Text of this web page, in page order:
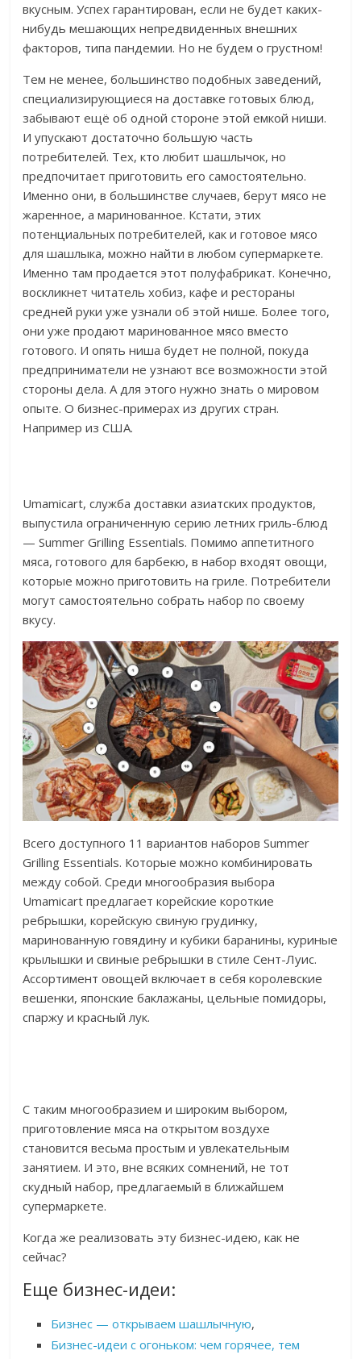
вкусным. Успех гарантирован, если не будет каких-
нибудь мешающих непредвиденных внешних
факторов, типа пандемии. Но не будем о грустном!
Тем не менее, большинство подобных заведений,
специализирующиеся на доставке готовых блюд,
забывают ещё об одной стороне этой емкой ниши.
И упускают достаточно большую часть
потребителей. Тех, кто любит шашлычок, но
предпочитает приготовить его самостоятельно.
Именно они, в большинстве случаев, берут мясо не
жаренное, а маринованное. Кстати, этих
потенциальных потребителей, как и готовое мясо
для шашлыка, можно найти в любом супермаркете.
Именно там продается этот полуфабрикат. Конечно,
воскликнет читатель хобиз, кафе и рестораны
средней руки уже узнали об этой нише. Более того,
они уже продают маринованное мясо вместо
готового. И опять ниша будет не полной, покуда
предприниматели не узнают все возможности этой
стороны дела. А для этого нужно знать о мировом
опыте. О бизнес-примерах из других стран.
Например из США.
Umamicart, служба доставки азиатских продуктов,
выпустила ограниченную серию летних гриль-блюд
— Summer Grilling Essentials. Помимо аппетитного
мяса, готового для барбекю, в набор входят овощи,
которые можно приготовить на гриле. Потребители
могут самостоятельно собрать набор по своему
вкусу.
Всего доступного 11 вариантов наборов Summer
Grilling Essentials. Которые можно комбинировать
между собой. Среди многообразия выбора
Umamicart предлагает корейские короткие
ребрышки, корейскую свиную грудинку,
маринованную говядину и кубики баранины, куриные
крылышки и свиные ребрышки в стиле Сент-Луис.
Ассортимент овощей включает в себя королевские
вешенки, японские баклажаны, цельные помидоры,
спаржу и красный лук.
С таким многообразием и широким выбором,
приготовление мяса на открытом воздухе
становится весьма простым и увлекательным
занятием. И это, вне всяких сомнений, не тот
скудный набор, предлагаемый в ближайшем
супермаркете.
Когда же реализовать эту бизнес-идею, как не
сейчас?
Еще бизнес-идеи:
Бизнес — открываем шашлычную,
Бизнес-идеи с огоньком: чем горячее, тем